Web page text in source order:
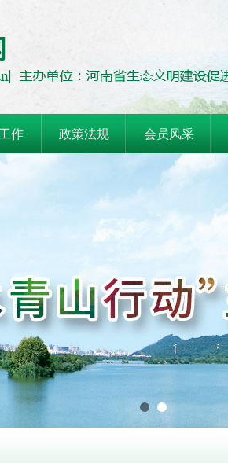
作 政策法规 会员风采